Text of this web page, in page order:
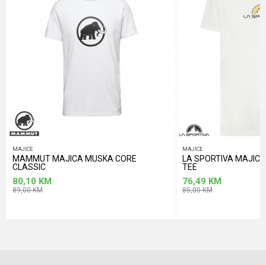
POŠALJI
MAJICE
MAMMUT MAJICA MUSKA CORE
CLASSIC
80,10 KM
89,00KM
MAJICE
LA SPORTIVA
TEE
76,49 KM
85,00KM